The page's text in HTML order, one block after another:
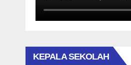
KEPALA SEKOLAH